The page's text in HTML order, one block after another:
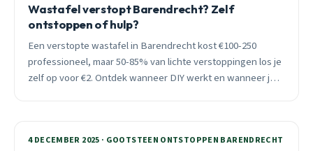
Wastafel verstopt Barendrecht? Zelf
ontstoppen of hulp?
Een verstopte wastafel in Barendrecht kost €100-250
professioneel, maar 50-85% van lichte verstoppingen los je
zelf op voor €2. Ontdek wanneer DIY werkt en wanneer je
4 DECEMBER 2025 · GOOTSTEEN ONTSTOPPEN BARENDRECHT